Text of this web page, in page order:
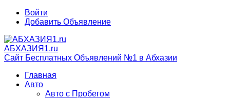
Войти
Добавить Объявление
АБХАЗИЯ1.ru
Сайт Бесплатных Объявлений №1 в Абхазии
Главная
Авто
Авто с Пробегом